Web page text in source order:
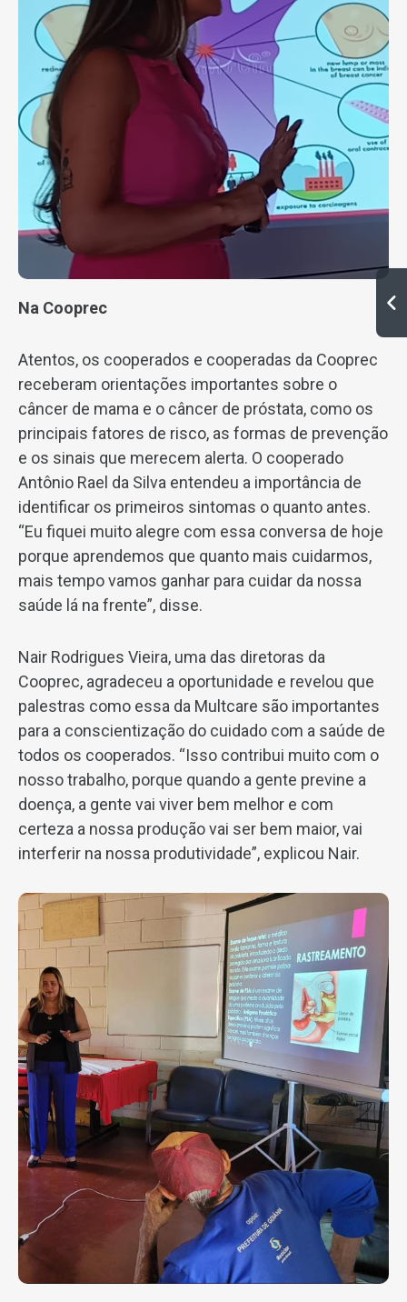
Na Cooprec
Atentos, os cooperados e cooperadas da Cooprec
receberam orientações importantes sobre o
câncer de mama e o câncer de próstata, como os
principais fatores de risco, as formas de prevenção
e os sinais que merecem alerta. O cooperado
Antônio Rael da Silva entendeu a importância de
identificar os primeiros sintomas o quanto antes.
“Eu fiquei muito alegre com essa conversa de hoje
porque aprendemos que quanto mais cuidarmos,
mais tempo vamos ganhar para cuidar da nossa
saúde lá na frente”, disse.
Nair Rodrigues Vieira, uma das diretoras da
Cooprec, agradeceu a oportunidade e revelou que
palestras como essa da Multcare são importantes
para a conscientização do cuidado com a saúde de
todos os cooperados. “Isso contribui muito com o
nosso trabalho, porque quando a gente previne a
doença, a gente vai viver bem melhor e com
certeza a nossa produção vai ser bem maior, vai
interferir na nossa produtividade”, explicou Nair.